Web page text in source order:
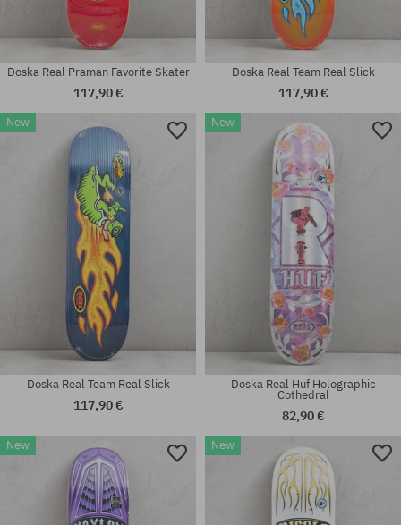
Dostupné veľkosti:
Dostupné veľkosti:
Dostupné veľkosti:
Doska Real Praman Favorite Skater
117,90 €
Dostupné veľkosti:
Doska Real Team Real Slick
117,90 €
New
Doska Real Team Real Slick
117,90 €
New
Doska Real Huf Holographic
Cothedral
82,90 €
New New